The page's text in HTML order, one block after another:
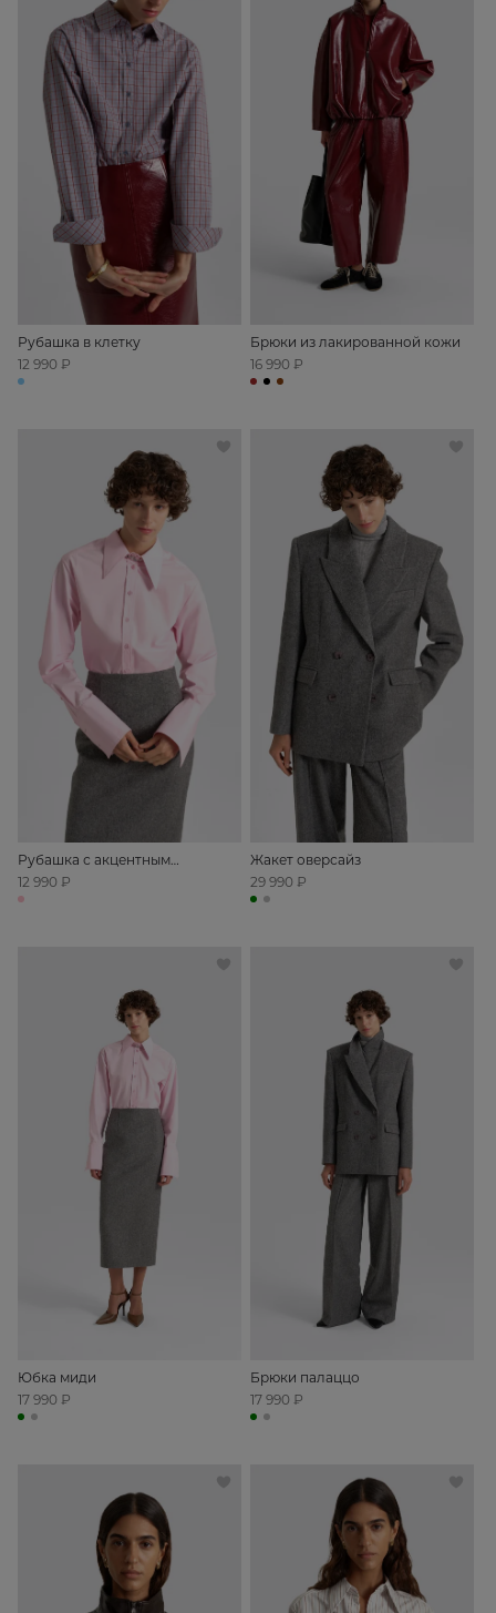
Рубашка в клетку
12 990 ₽
Брюки из лакированной кожи
16 990 ₽
Рубашка с акцентным
воротником
12 990 ₽
Жакет оверсайз
29 990 ₽
Юбка миди
17 990 ₽
Брюки палаццо
17 990 ₽